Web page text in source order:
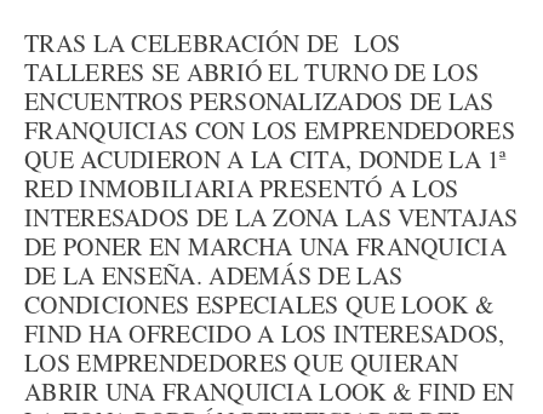
TRAS LA CELEBRACIÓN DE LOS
TALLERES SE ABRIÓ EL TURNO DE LOS
ENCUENTROS PERSONALIZADOS DE LAS
FRANQUICIAS CON LOS EMPRENDEDORES
QUE ACUDIERON A LA CITA, DONDE LA 1ª
RED INMOBILIARIA PRESENTÓ A LOS
INTERESADOS DE LA ZONA LAS VENTAJAS
DE PONER EN MARCHA UNA FRANQUICIA
DE LA ENSEÑA. ADEMÁS DE LAS
CONDICIONES ESPECIALES QUE LOOK &
FIND HA OFRECIDO A LOS INTERESADOS,
LOS EMPRENDEDORES QUE QUIERAN
ABRIR UNA FRANQUICIA LOOK & FIND EN